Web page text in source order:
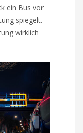
ein Bus vor
spiegelt.
wirklich